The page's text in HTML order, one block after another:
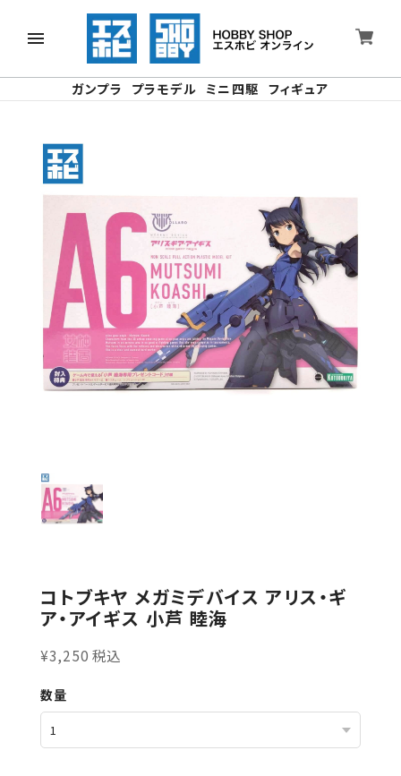
ガンプラ プラモデル ミニ四駆 フィギュア
コトブキヤ メガミデバイス アリス・ギ
ア・アイギス 小芦 睦海
¥3,250 税込
数量